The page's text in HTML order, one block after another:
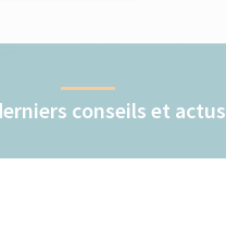
conseils et actus